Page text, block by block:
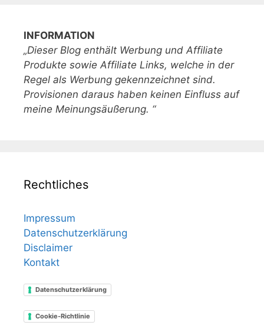
INFORMATION
„Dieser Blog enthält Werbung und Affiliate
Produkte sowie Affiliate Links, welche in der
Regel als Werbung gekennzeichnet sind.
Provisionen daraus haben keinen Einfluss auf
meine Meinungsäußerung. “
Rechtliches
Impressum
Datenschutzerklärung
Disclaimer
Kontakt
Datenschutzerklärung
Cookie-Richtlinie